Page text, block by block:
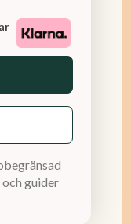
guider